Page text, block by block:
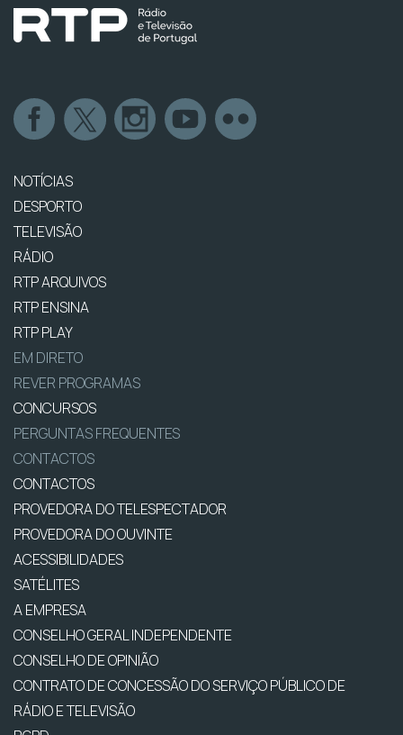
NOTÍCIAS
DESPORTO
TELEVISÃO
RÁDIO
RTP ARQUIVOS
RTP ENSINA
RTP PLAY
EM DIRETO
REVER PROGRAMAS
CONCURSOS
PERGUNTAS FREQUENTES
CONTACTOS
CONTACTOS
PROVEDORA DO TELESPECTADOR
PROVEDORA DO OUVINTE
ACESSIBILIDADES
SATÉLITES
A EMPRESA
CONSELHO GERAL INDEPENDENTE
CONSELHO DE OPINIÃO
CONTRATO DE CONCESSÃO DO SERVIÇO PÚBLICO DE
RÁDIO E TELEVISÃO